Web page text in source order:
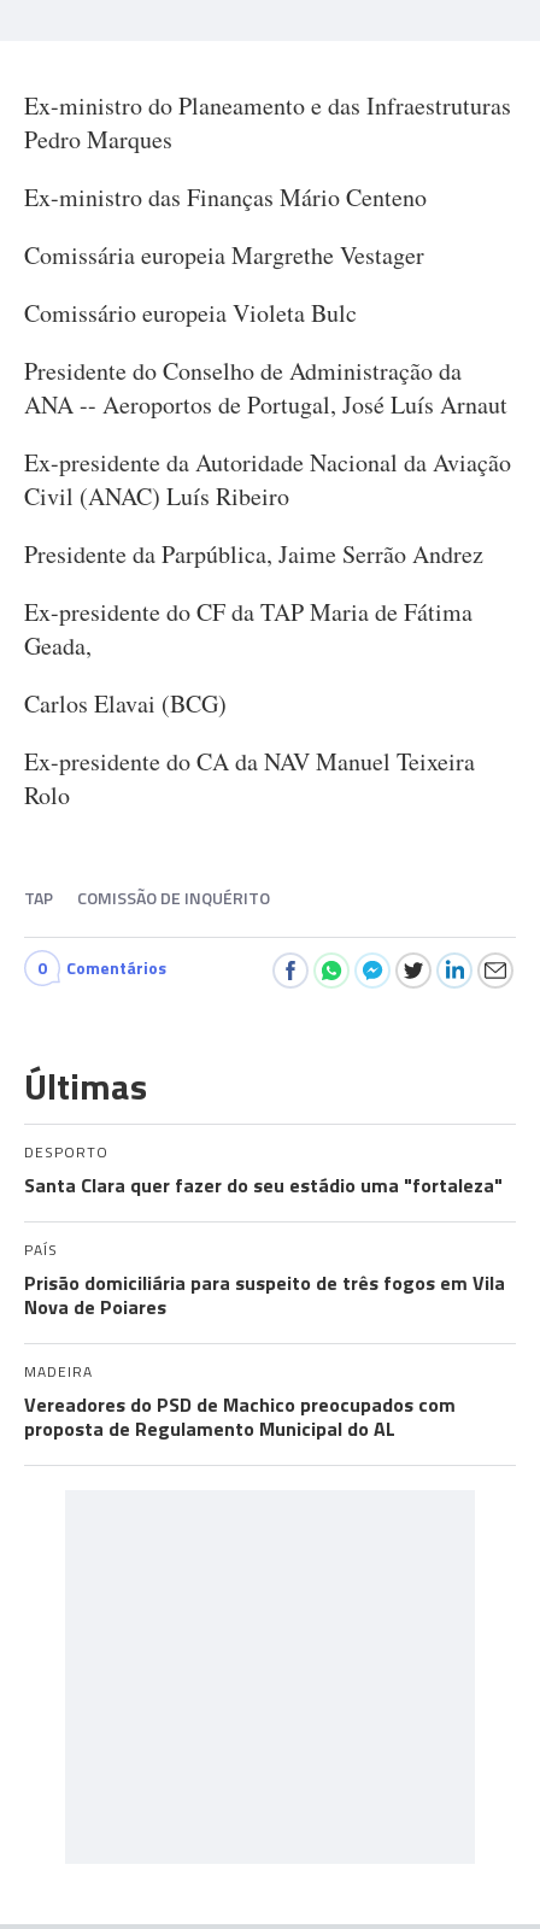
Ex-ministro do Planeamento e das Infraestruturas
Pedro Marques
Ex-ministro das Finanças Mário Centeno
Comissária europeia Margrethe Vestager
Comissário europeia Violeta Bulc
Presidente do Conselho de Administração da
ANA -- Aeroportos de Portugal, José Luís Arnaut
Ex-presidente da Autoridade Nacional da Aviação
Civil (ANAC) Luís Ribeiro
Presidente da Parpública, Jaime Serrão Andrez
Ex-presidente do CF da TAP Maria de Fátima
Geada,
Carlos Elavai (BCG)
Ex-presidente do CA da NAV Manuel Teixeira
Rolo
TAP COMISSÃO DE INQUÉRITO
0 Comentários
Últimas
DESPORTO
Santa Clara quer fazer do seu estádio uma "fortaleza"
PAÍS
Prisão domiciliária para suspeito de três fogos em Vila
Nova de Poiares
MADEIRA
Vereadores do PSD de Machico preocupados com
proposta de Regulamento Municipal do AL